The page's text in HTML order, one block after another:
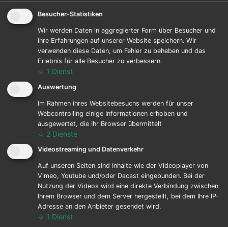
Samsweger Straße 68-73,
39326 Wolmirstedt
Auftraggeber:
Wohnungbaugesellschaft
mbH
Leistungen:
Eingangsvorbauten und
Sanierungsarbeiten
Ausführungszeitraum: 07/2023 - 09/2023
Besucher-Statistiken
Wir werden Daten in aggregierter Form über Besucher und
ihre Erfahrungen auf unserer Website speichern. Wir
verwenden diese Daten, um Fehler zu beheben und das
Erlebnis für alle Besucher zu verbessern.
↓ 1 Dienst
Auswertung
Im Rahmen ihres Websitebesuchs werden für unser
Webcontrolling einige Informationen erhoben und
ausgewertet, die Ihr Browser übermittelt
↓ 2 Dienste
Videostreaming und Datenverkehr
Auf unseren Seiten sind Inhalte wie der Videoplayer von
Vimeo, Youtube und/oder Dacast eingebunden. Bei der
Nutzung der Videos wird eine direkte Verbindung zwischen
Ihrem Browser und dem Server hergestellt, bei dem Ihre IP-
Adresse an den Anbieter gesendet wird.
↓ 1 Dienst